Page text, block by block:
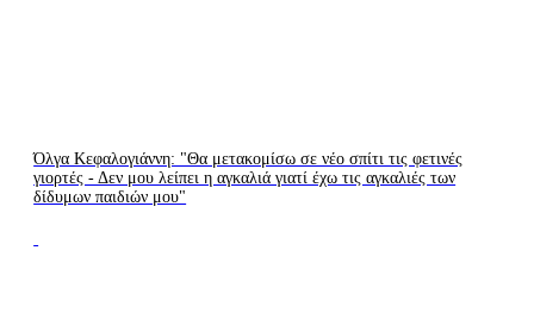
Όλγα Κεφαλογιάννη: "Θα μετακομίσω σε νέο σπίτι τις φετινές
γιορτές - Δεν μου λείπει η αγκαλιά γιατί έχω τις αγκαλιές των
δίδυμων παιδιών μου"